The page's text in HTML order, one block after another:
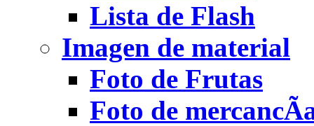
Lista de Flash
Imagen de material
Foto de Frutas
Foto de